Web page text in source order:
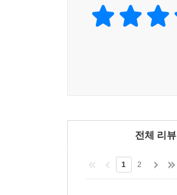
2. 기출문제 무료 해설 특강
전체 리뷰
1 2